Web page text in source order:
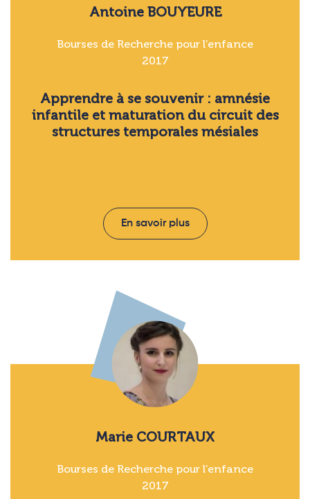
Antoine BOUYEURE
Bourses de Recherche pour l’enfance
2017
Apprendre à se souvenir : amnésie
infantile et maturation du circuit des
structures temporales mésiales
En savoir plus
Marie COURTAUX
Bourses de Recherche pour l’enfance
2017